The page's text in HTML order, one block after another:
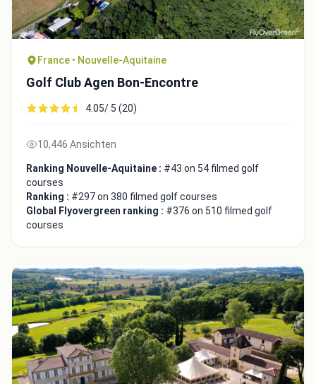
France • Nouvelle-Aquitaine
Golf Club Agen Bon-Encontre
4.05/ 5 (20)
10,446 Ansichten
Ranking Nouvelle-Aquitaine : #43 on 54 filmed golf
courses
Ranking : #297 on 380 filmed golf courses
Global Flyovergreen ranking : #376 on 510 filmed golf
courses